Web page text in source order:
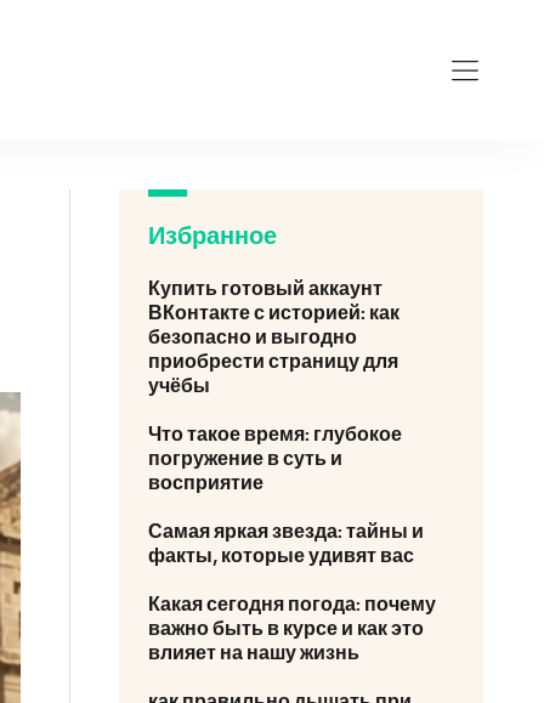
Избранное
Купить готовый аккаунт
ВКонтакте с историей: как
безопасно и выгодно
приобрести страницу для
учёбы
Что такое время: глубокое
погружение в суть и
восприятие
Самая яркая звезда: тайны и
факты, которые удивят вас
Какая сегодня погода: почему
важно быть в курсе и как это
влияет на нашу жизнь